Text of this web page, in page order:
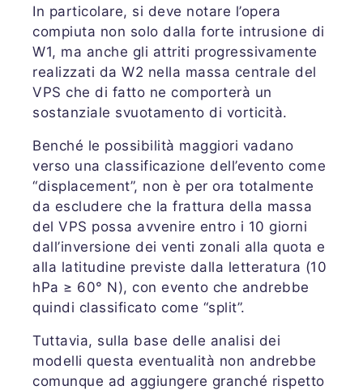
In particolare, si deve notare l’opera
compiuta non solo dalla forte intrusione di
W1, ma anche gli attriti progressivamente
realizzati da W2 nella massa centrale del
VPS che di fatto ne comporterà un
sostanziale svuotamento di vorticità.
Benché le possibilità maggiori vadano
verso una classificazione dell’evento come
“displacement”, non è per ora totalmente
da escludere che la frattura della massa
del VPS possa avvenire entro i 10 giorni
dall’inversione dei venti zonali alla quota e
alla latitudine previste dalla letteratura (10
hPa ≥ 60° N), con evento che andrebbe
quindi classificato come “split”.
Tuttavia, sulla base delle analisi dei
modelli questa eventualità non andrebbe
comunque ad aggiungere granché rispetto